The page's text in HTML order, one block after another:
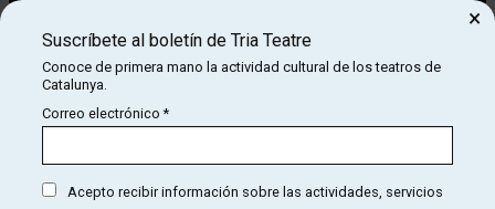
Diapositiva 2 de 3
La abuela Filomena, sentada en su mecedora, quiere contarnos el
dibujando con arena escenas increíbles de dragones y princesas
Suscríbete al boletín de Tria Teatre
Conoce de primera mano la actividad cultural de los teatros de
Catalunya.
Correo electrónico*
Acepto recibir información sobre las actividades, servicios
×